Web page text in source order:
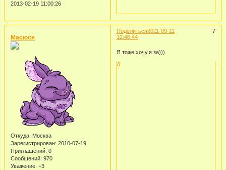
2013-02-19 11:00:26
Поделиться 7
2011-09-11
12:46:44
Масюся
Откуда: Москва
Зарегистрирован: 2010-07-19
Приглашений: 0
Сообщений: 970
Уважение: +3
Я тоже хочу,я за)))
0